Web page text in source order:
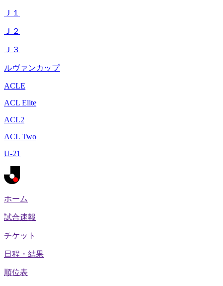
Ｊ１
Ｊ２
Ｊ３
ルヴァンカップ
ACLE
ACL Elite
ACL2
ACL Two
U-21
ホーム
試合速報
チケット
日程・結果
順位表